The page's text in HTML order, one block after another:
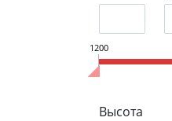
1200
Высота